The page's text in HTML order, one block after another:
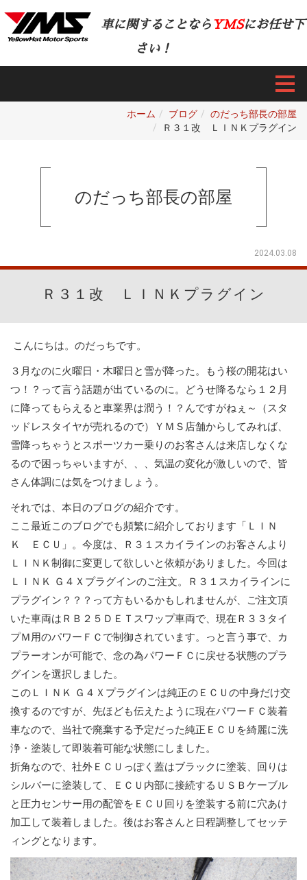
車に関することなら YMSにお任せ下
さい！
ホーム ブログ
のだっち部長の部屋
Ｒ３１改 ＬＩＮＫプラグイン
のだっち部長の部屋
2024.03.08
Ｒ３１改 ＬＩＮＫプラグイン
こんにちは。のだっちです。
３月なのに火曜日・木曜日と雪が降った。もう桜の開花はい
つ！？って言う話題が出ているのに。どうせ降るなら１２月
に降ってもらえると車業界は潤う！？んですがねぇ～（スタ
ッドレスタイヤが売れるので）ＹＭＳ店舗からしてみれば、
雪降っちゃうとスポーツカー乗りのお客さんは来店しなくな
るので困っちゃいますが、、、気温の変化が激しいので、皆
さん体調には気をつけましょう。
それでは、本日のブログの紹介です。
ここ最近このブログでも頻繁に紹介しております「ＬＩＮ
Ｋ ＥＣＵ」。今度は、Ｒ３１スカイラインのお客さんより
ＬＩＮＫ制御に変更して欲しいと依頼がありました。今回は
ＬＩＮＫ Ｇ４Ｘプラグインのご注文。Ｒ３１スカイラインに
プラグイン？？？って方もいるかもしれませんが、ご注文頂
いた車両はＲＢ２５ＤＥＴスワップ車両で、現在Ｒ３３タイ
プＭ用のパワーＦＣで制御されています。っと言う事で、カ
プラーオンが可能で、念の為パワーＦＣに戻せる状態のプラ
グインを選択しました。
このＬＩＮＫ Ｇ４Ｘプラグインは純正のＥＣＵの中身だけ交
換するのですが、先ほども伝えたように現在パワーＦＣ装着
車なので、当社で廃棄する予定だった純正ＥＣＵを綺麗に洗
浄・塗装して即装着可能な状態にしました。
折角なので、社外ＥＣＵっぽく蓋はブラックに塗装、回りは
シルバーに塗装して、ＥＣＵ内部に接続するＵＳＢケーブル
と圧力センサー用の配管をＥＣＵ回りを塗装する前に穴あけ
加工して装着しました。後はお客さんと日程調整してセッテ
ィングとなります。